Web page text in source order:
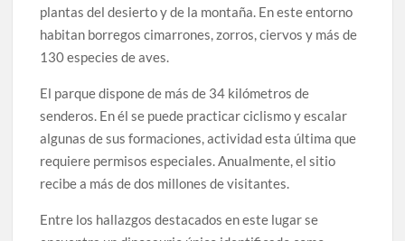
plantas del desierto y de la montaña. En este entorno
habitan borregos cimarrones, zorros, ciervos y más de
130 especies de aves.
El parque dispone de más de 34 kilómetros de
senderos. En él se puede practicar ciclismo y escalar
algunas de sus formaciones, actividad esta última que
requiere permisos especiales. Anualmente, el sitio
recibe a más de dos millones de visitantes.
Entre los hallazgos destacados en este lugar se